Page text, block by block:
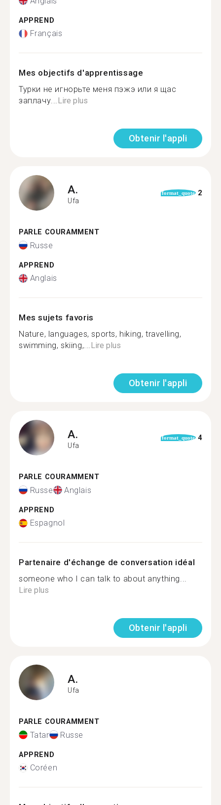
APPREND
Français
Mes objectifs d'apprentissage
Турки не игнорьте меня пэжэ или я щас
заплачу...Lire plus
Obtenir l'appli
A.
Ufa
format_quote 2
PARLE COURAMMENT
Russe
APPREND
Anglais
Mes sujets favoris
Nature, languages, sports, hiking, travelling,
swimming, skiing,...Lire plus
Obtenir l'appli
A.
Ufa
format_quote 4
PARLE COURAMMENT
Russe Anglais
APPREND
Espagnol
Partenaire d'échange de conversation idéal
someone who I can talk to about anything...
Lire plus
Obtenir l'appli
A.
Ufa
PARLE COURAMMENT
Tatar Russe
APPREND
Coréen